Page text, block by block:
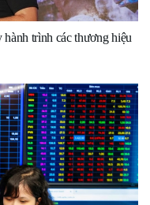
trình các thương hiệu